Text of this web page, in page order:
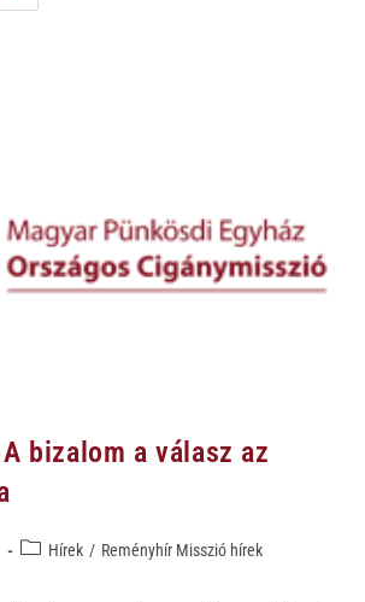
bizalom a válasz az
Hírek / Reményhír Misszió hírek